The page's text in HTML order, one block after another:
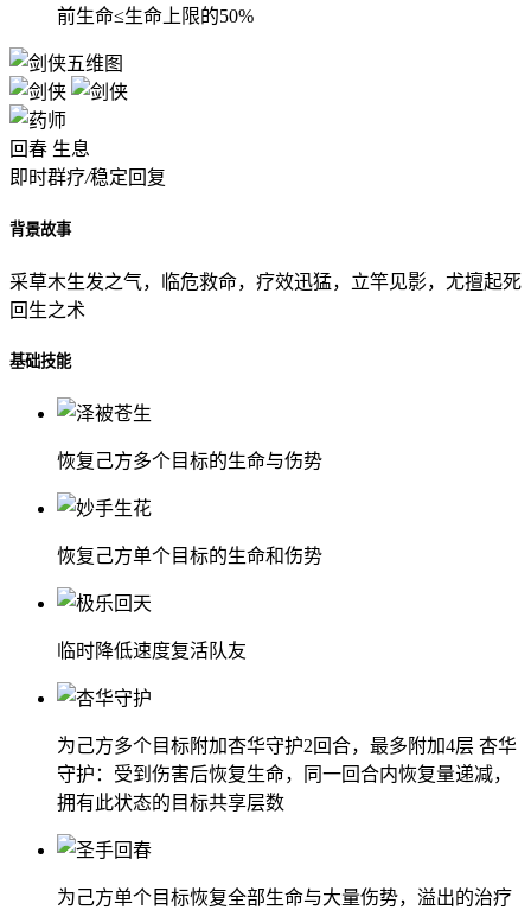
前生命≤生命上限的50%
回春 生息
即时群疗/稳定回复
背景故事
采草木生发之气，临危救命，疗效迅猛，立竿见影，尤擅起死
回生之术
基础技能
恢复己方多个目标的生命与伤势
恢复己方单个目标的生命和伤势
临时降低速度复活队友
为己方多个目标附加杏华守护2回合，最多附加4层 杏华
守护：受到伤害后恢复生命，同一回合内恢复量递减，
拥有此状态的目标共享层数
为己方单个目标恢复全部生命与大量伤势，溢出的治疗